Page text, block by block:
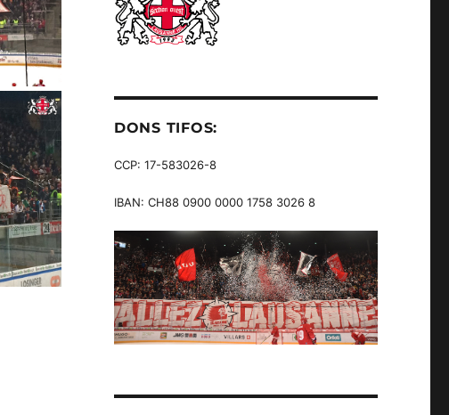
DONS TIFOS:
CCP: 17-583026-8
IBAN: CH88 0900 0000 1758 3026 8